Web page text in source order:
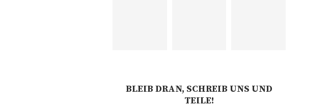
BLEIB DRAN, SCHREIB UNS UND
TEILE!